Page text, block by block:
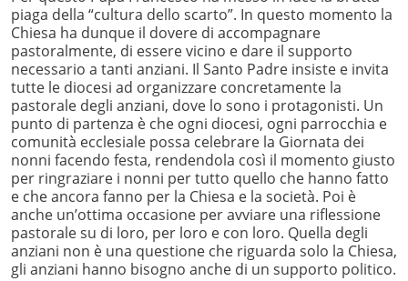
piaga della “cultura dello scarto”. In questo momento la
Chiesa ha dunque il dovere di accompagnare
pastoralmente, di essere vicino e dare il supporto
necessario a tanti anziani. Il Santo Padre insiste e invita
tutte le diocesi ad organizzare concretamente la
pastorale degli anziani, dove lo sono i protagonisti. Un
punto di partenza è che ogni diocesi, ogni parrocchia e
comunità ecclesiale possa celebrare la Giornata dei
nonni facendo festa, rendendola così il momento giusto
per ringraziare i nonni per tutto quello che hanno fatto
e che ancora fanno per la Chiesa e la società. Poi è
anche un’ottima occasione per avviare una riflessione
pastorale su di loro, per loro e con loro. Quella degli
anziani non è una questione che riguarda solo la Chiesa,
gli anziani hanno bisogno anche di un supporto politico.